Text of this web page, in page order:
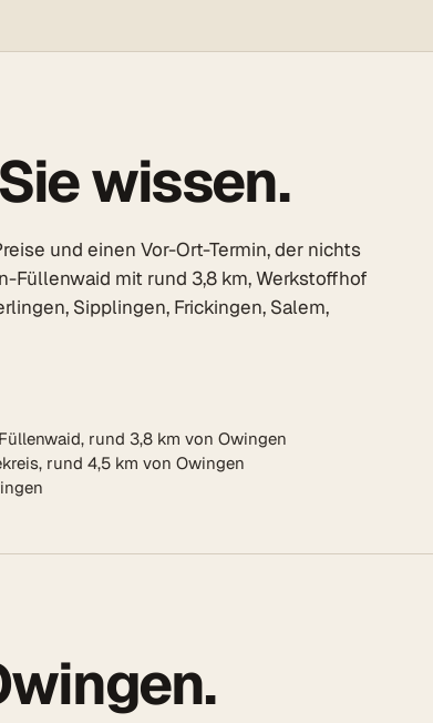
wissen.
und einen Vor-Ort-Termin, der nichts
Füllenwaid mit rund 3,8 km, Werkstoffhof
Sipplingen, Frickingen, Salem,
rund 3,8 km von Owingen
rund 4,5 km von Owingen